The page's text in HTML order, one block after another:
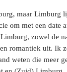
maar Limburg
om met een date
zowel de
romantiek uit. Ik
weten die meer